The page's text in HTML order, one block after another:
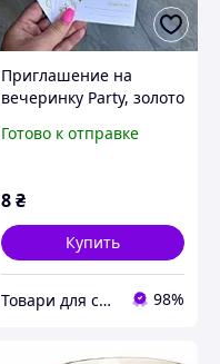
Приглашение на
вечеринку Party, золото
Готово к отправке
8₴
Купить
Товари для свята, декору та пакування - інтернет магазин Аладдін 98%